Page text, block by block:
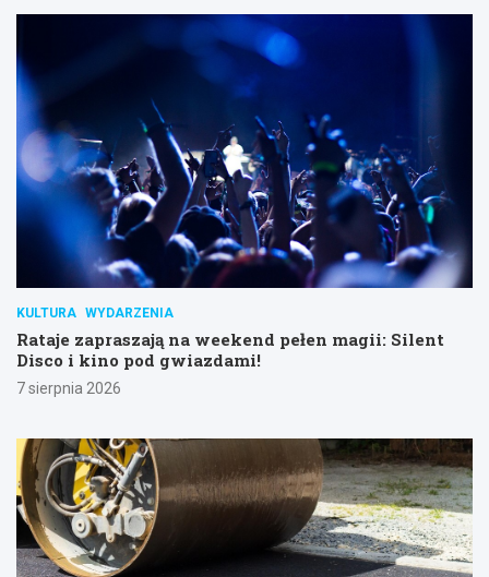
KULTURA WYDARZENIA
Rataje zapraszają na weekend pełen magii: Silent
Disco i kino pod gwiazdami!
7 sierpnia 2026